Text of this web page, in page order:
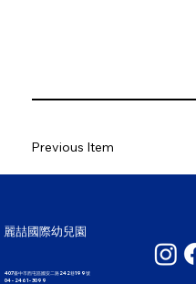
Previous Item
麗喆國際幼兒園
407臺中市西屯區國安二路242巷199號
04 - 2461 - 3099